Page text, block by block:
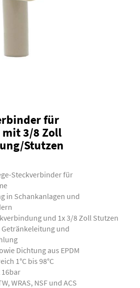
für
3/8 Zoll
Stutzen
Steckverbinder für
in Schankanlagen und
und 1x 3/8 Zoll Stutzen
Getränkeleitung und
Dichtung aus EPDM
1°C bis 98°C
WRAS, NSF und ACS